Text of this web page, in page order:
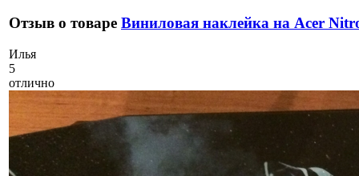
Отзыв о товаре Виниловая наклейка на Acer
Илья
5
отлично